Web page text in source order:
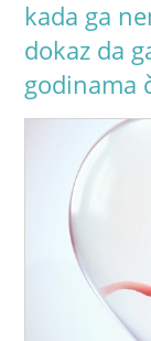
kada ga
dokaz da
godinama